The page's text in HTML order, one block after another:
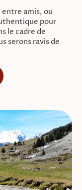
entre amis, ou
pour
le cadre de
serons ravis de